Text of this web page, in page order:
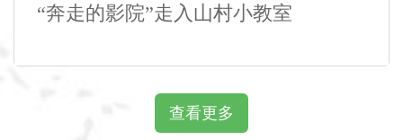
“奔走的影院”走入山村小教室
查看更多